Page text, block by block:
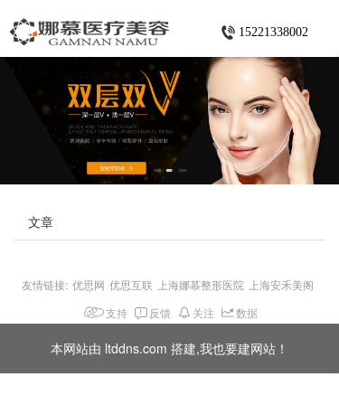
15221338002
文章
友情链接: 优思网 优思互联 上海娜慕整形医院
上海安禾美阁
支持
反馈 关注 数据
本网站由 ltddns.com 搭建,我也要建网站！